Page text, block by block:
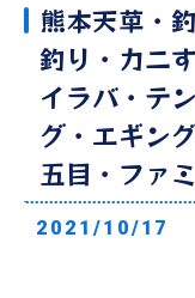
熊本天草・
釣り・カニ
イラバ・テ
グ・エギン
五目・ファ
2021/10/17